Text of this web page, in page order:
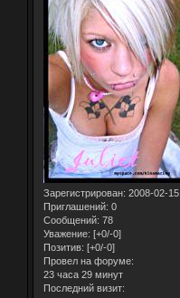
Зарегистрирован: 2008-02-15
Приглашений: 0
Сообщений: 78
Уважение: [+0/-0]
Позитив: [+0/-0]
Провел на форуме:
23 часа 29 минут
Последний визит: